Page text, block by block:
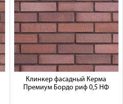
Клинкер фасадный Керма
Премиум Бордо риф 0,5 НФ